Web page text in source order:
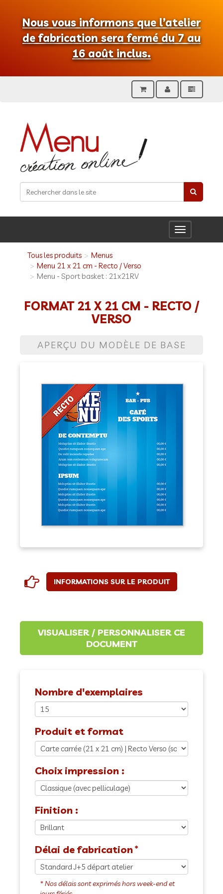
Nous vous informons que l’atelier
de fabrication sera fermé du 7 au
16 août inclus.
Toggle
navigation
Tous les produits
Menus
Menu 21 x 21 cm - Recto / Verso
Menu - Sport basket : 21x21RV
FORMAT 21 X 21 CM - RECTO /
VERSO
APERÇU DU MODÈLE DE BASE
INFORMATIONS SUR LE PRODUIT
Nombre d'exemplaires
Produit et format
Choix impression :
Finition :
Délai de fabrication